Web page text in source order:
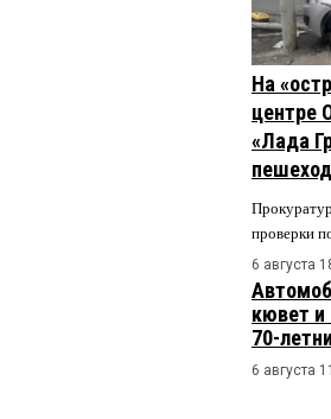
На
центре
«Лада
проверки
6 августа
кювет и
70-
6 августа